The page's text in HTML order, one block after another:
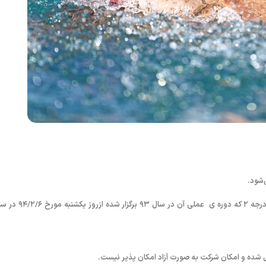
به گزارش روابط عمومی فدراسیون شنا، شیرجه و واترپلو؛ دوره تئوری مربیگری درجه ۲
و امکان شرکت به صورت آزاد امکان پذیر نیست.